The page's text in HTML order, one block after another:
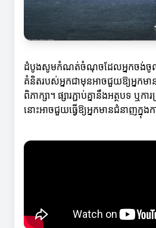
ដំបូងសូមកំណត់ចំណុចដែលអ្នកចង់ចូលរួ
គំនិតរបស់អ្នកជាមុនអាចជួយឱ្យអ្នកមា
ពិភាក្សា។ ផ្សារភ្ជាប់គ្នានឹងអត្ថបទ ឬក
នោះអាចជួយធ្វើឱ្យអ្នកមានជំនាញក្នុងក